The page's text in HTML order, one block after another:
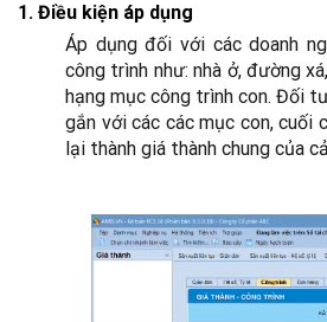
1. Điều kiện áp dụng
Áp dụng đối với các doanh
công trình như: nhà ở, đường
hạng mục công trình con. Đối
gắn với các các mục con, cuối
lại thành giá thành chung của